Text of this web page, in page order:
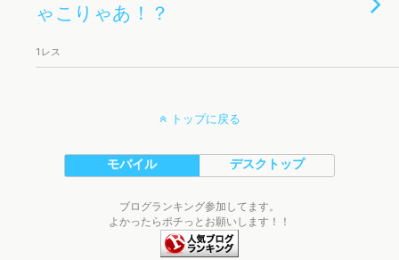
ゃこりゃあ！？
1レス
トップに戻る
モバイル デスクトップ
ブログランキング参加してます。
よかったらポチっとお願いします！！